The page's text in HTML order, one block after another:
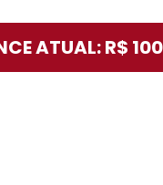
ATUAL: R$